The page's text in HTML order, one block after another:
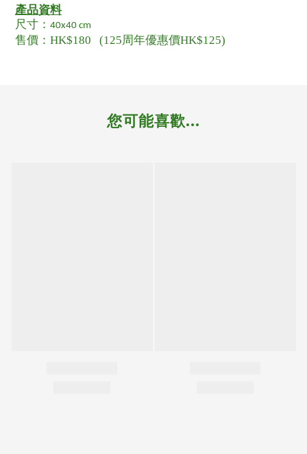
產品資料
尺寸： 40x40 cm
售價：HK$180 (125周年優惠價HK$125)
您可能喜歡...